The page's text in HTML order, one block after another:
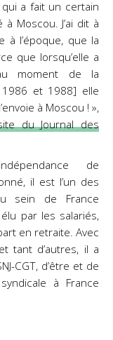
a fait un certain
Moscou. J’ai dit à
à l’époque, que la
que lorsqu’elle a
moment de la
1986 et 1988] elle
à Moscou ! »,
du Journal des
de
il est l’un des
sein de France
par les salariés,
en retraite. Avec
tant d’autres, il a
CGT, d’être et de
à France